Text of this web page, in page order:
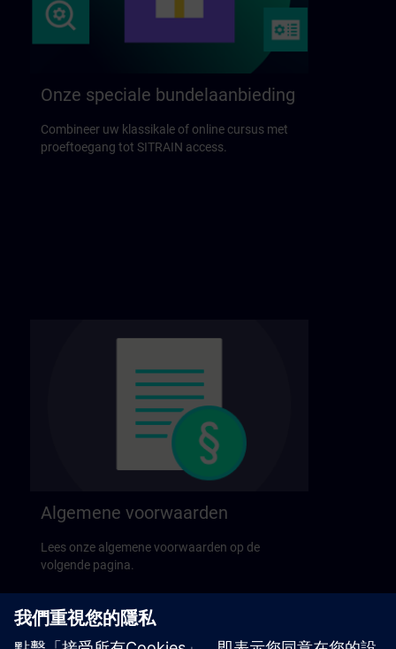
Onze speciale bundelaanbieding
Combineer uw klassikale of online cursus met
proeftoegang tot SITRAIN access.
Algemene voorwaarden
Lees onze algemene voorwaarden op de
volgende pagina.